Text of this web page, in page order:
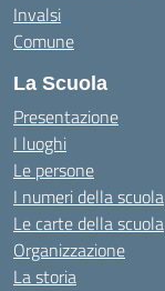
Invalsi
Comune
La Scuola
Presentazione
I luoghi
Le persone
I numeri della scuola
Le carte della scuola
Organizzazione
La storia